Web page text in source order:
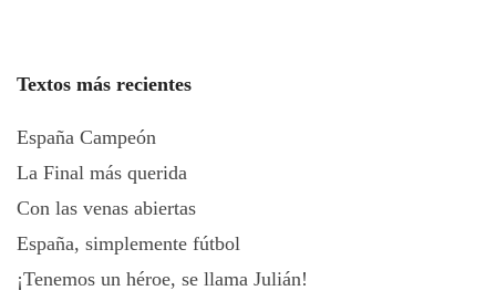
Textos más recientes
España Campeón
La Final más querida
Con las venas abiertas
España, simplemente fútbol
¡Tenemos un héroe, se llama Julián!